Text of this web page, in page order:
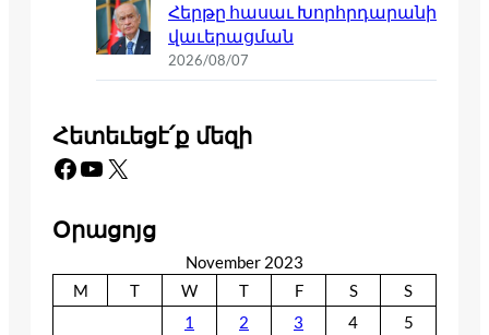
Հերթը հասաւ Խորհրդարանի
վաւերացման
2026/08/07
Հետեւեցէ՛ք մեզի
Facebook YouTube X
Օրացոյց
November 2023
M
T W T F S
S
1
2 3 4
5